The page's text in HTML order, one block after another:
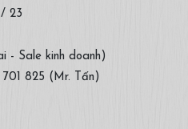
23
- Sale kinh doanh)
825 (Mr. Tấn)